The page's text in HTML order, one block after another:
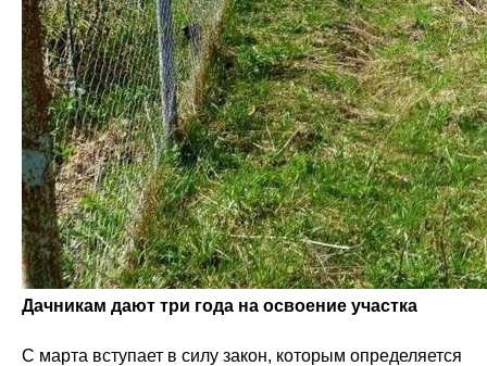
Дачникам дают три года на освоение участка
С марта вступает в силу закон, которым определяется